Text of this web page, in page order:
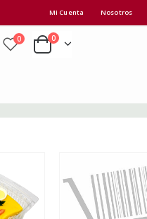
Mi Cuenta Nosotros
0 0